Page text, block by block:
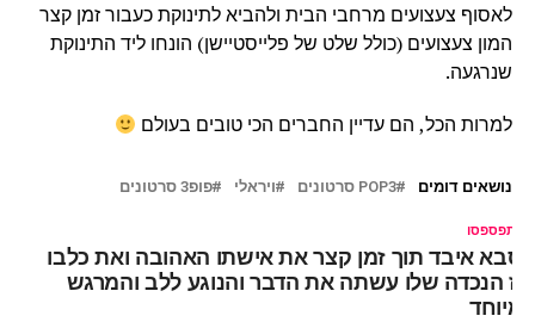
לאסוף צעצועים מרחבי הבית ולהביא לתינוקת כעבור זמן קצר
המון צעצועים (כולל שלט של פלייסטיישן) הונחו ליד התינוקת
שנרגעה.
למרות הכל, הם עדיין החברים הכי טובים בעולם
נושאים דומים POP3 סרטונים ויראלי פופ3 סרטונים
תפספסו
איבד תוך זמן קצר את אישתו האהובה ואת כלבו
הנכדה שלו עשתה את הדבר והנוגע ללב והמרגש